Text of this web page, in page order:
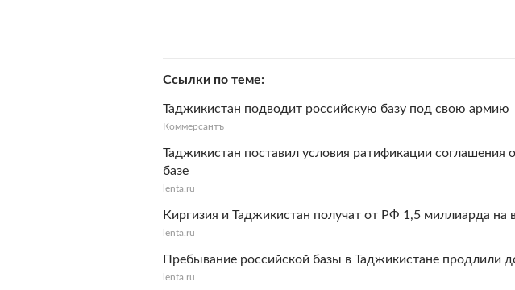
Ссылки по теме
Таджикистан подводит российскую базу под свою армию
Коммерсантъ
Таджикистан поставил условия ратификации соглашения
базе
lenta.ru
Киргизия и Таджикистан получат от РФ 1,5 миллиарда на
lenta.ru
Пребывание российской базы в Таджикистане продлили
lenta.ru